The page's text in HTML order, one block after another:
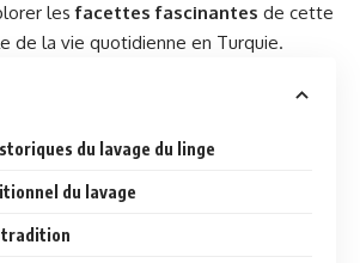
lesfacettes fascinantes de cette
de la vie quotidienne en Turquie.
du lavage du linge
du lavage
tradition